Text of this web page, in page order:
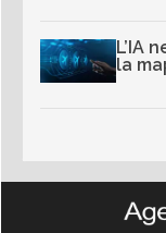
L’IA
la